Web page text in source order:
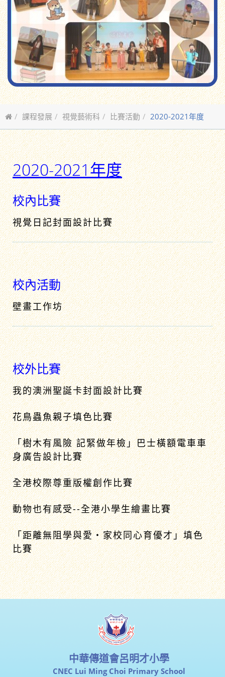
課程發展 視覺藝術科 比賽活動 2020-2021年度
2020-2021年度
校內比賽
視覺日記封面設計比賽
校內活動
壁畫工作坊
校外比賽
我的澳洲聖誕卡封面設計比賽
花鳥蟲魚親子填色比賽
「樹木有風險 記緊做年檢」巴士橫額電車車
身廣告設計比賽
全港校際尊重版權創作比賽
動物也有感受--全港小學生繪畫比賽
「距離無阻學與愛‧家校同心育優才」填色
比賽
中華傳道會呂明才小學
CNEC Lui Ming Choi Primary School